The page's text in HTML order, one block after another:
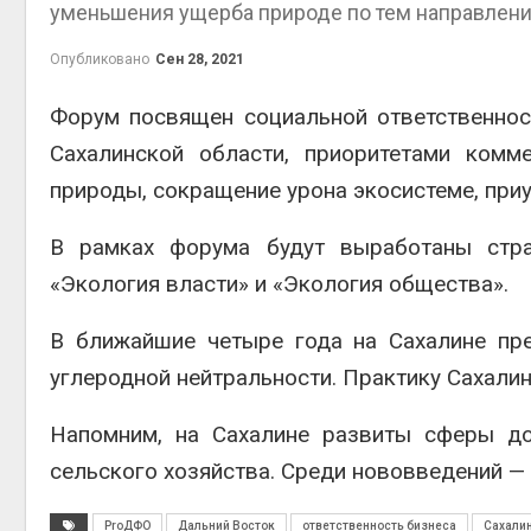
уменьшения ущерба природе по тем
Опубликовано Сен 28, 2021
Форум посвящен социальной
Сахалинской области, приоритетами
природы, сокращение урона экосистеме,
В рамках форума будут выработаны
«Экология власти» и «Экология общества».
В ближайшие четыре года на Сахалине
углеродной нейтральности. Практику
Напомним, на Сахалине развиты сферы
сельского хозяйства. Среди нововведений
ProДФО Дальний Восток ответственность бизнеса Сахалин
Авг 6,